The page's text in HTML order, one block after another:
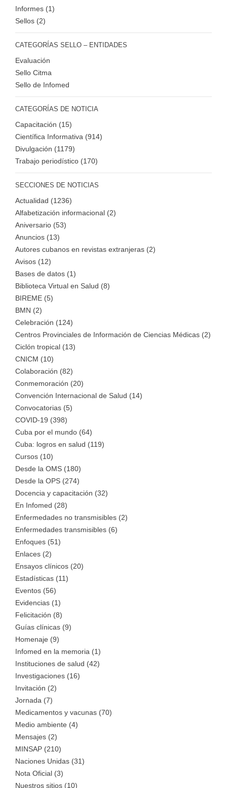
Informes (1)
Sellos (2)
CATEGORÍAS SELLO – ENTIDADES
Evaluación
Sello Citma
Sello de Infomed
CATEGORÍAS DE NOTICIA
Capacitación (15)
Científica Informativa (914)
Divulgación (1179)
Trabajo periodístico (170)
SECCIONES DE NOTICIAS
Actualidad (1236)
Alfabetización informacional (2)
Aniversario (53)
Anuncios (13)
Autores cubanos en revistas extranjeras (2)
Avisos (12)
Bases de datos (1)
Biblioteca Virtual en Salud (8)
BIREME (5)
BMN (2)
Celebración (124)
Centros Provinciales de Información de Ciencias Médicas (2)
Ciclón tropical (13)
CNICM (10)
Colaboración (82)
Conmemoración (20)
Convención Internacional de Salud (14)
Convocatorias (5)
COVID-19 (398)
Cuba por el mundo (64)
Cuba: logros en salud (119)
Cursos (10)
Desde la OMS (180)
Desde la OPS (274)
Docencia y capacitación (32)
En Infomed (28)
Enfermedades no transmisibles (2)
Enfermedades transmisibles (6)
Enfoques (51)
Enlaces (2)
Ensayos clínicos (20)
Estadísticas (11)
Eventos (56)
Evidencias (1)
Felicitación (8)
Guías clínicas (9)
Homenaje (9)
Infomed en la memoria (1)
Instituciones de salud (42)
Investigaciones (16)
Invitación (2)
Jornada (7)
Medicamentos y vacunas (70)
Medio ambiente (4)
Mensajes (2)
MINSAP (210)
Naciones Unidas (31)
Nota Oficial (3)
Nuestros sitios (10)